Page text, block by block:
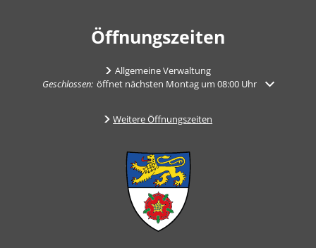
Öffnungszeiten
Allgemeine Verwaltung
Klicken, um weitere Öffnungs- oder Schließzeiten auszublenden
Geschlossen: öffnet nächsten Montag um 08:00 Uhr
Weitere Öffnungszeiten